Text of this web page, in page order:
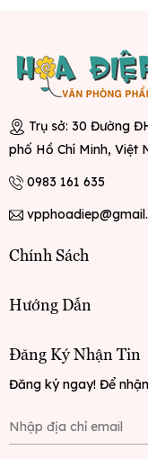
Trụ sở: 30 Đường
phố Hồ Chí Minh, Việt
0983 161 635
Chính Sách
Hướng Dẫn
Đăng Ký Nhận Tin
Đăng ký ngay! Để